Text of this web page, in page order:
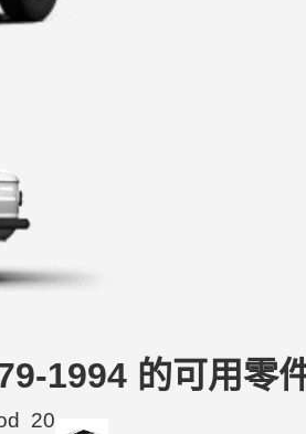
1994 的可用零
20